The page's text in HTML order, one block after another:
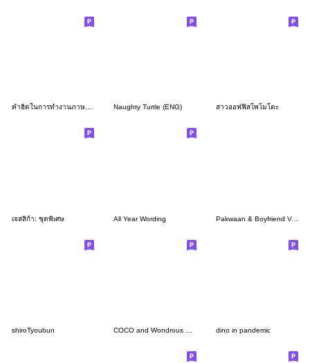
คำฮิตในการทำงานภาษาอังกฤษ (ช) Naughty Turtle (ENG) สาวออฟฟิสโพโมโตะ
เจสสิก้า: ชุดพิเศษ All Year Wording Pakwaan & Boyfriend V.2 (ENG)
shiroTyoubun dino in pandemic